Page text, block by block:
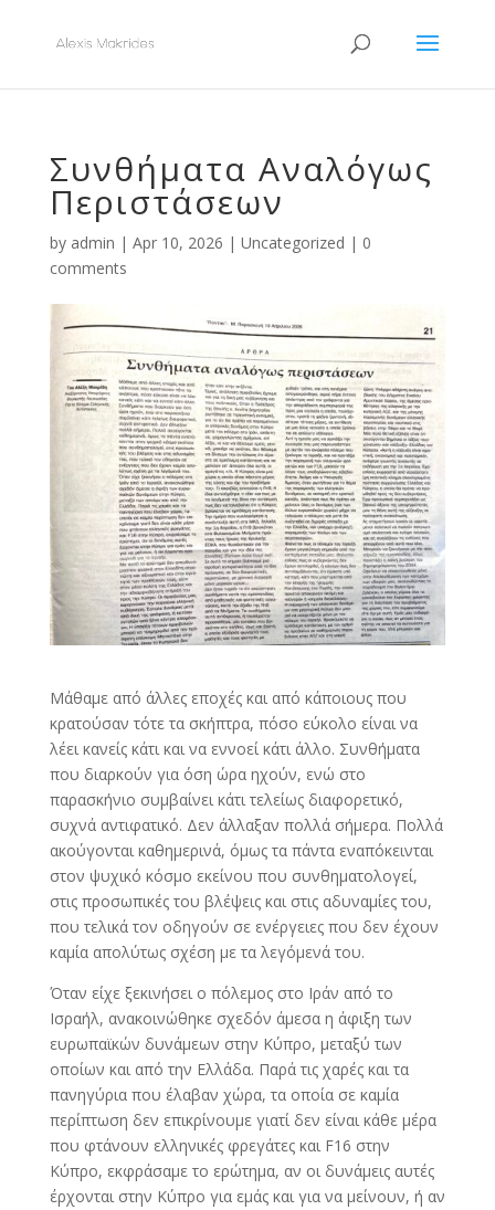
Συνθήματα Αναλόγως
Περιστάσεων
by admin | Apr 10, 2026 | Uncategorized | 0
comments
Μάθαμε από άλλες εποχές και από κάποιους που
κρατούσαν τότε τα σκήπτρα, πόσο εύκολο είναι να
λέει κανείς κάτι και να εννοεί κάτι άλλο. Συνθήματα
που διαρκούν για όση ώρα ηχούν, ενώ στο
παρασκήνιο συμβαίνει κάτι τελείως διαφορετικό,
συχνά αντιφατικό. Δεν άλλαξαν πολλά σήμερα. Πολλά
ακούγονται καθημερινά, όμως τα πάντα εναπόκεινται
στον ψυχικό κόσμο εκείνου που συνθηματολογεί,
στις προσωπικές του βλέψεις και στις αδυναμίες του,
που τελικά τον οδηγούν σε ενέργειες που δεν έχουν
καμία απολύτως σχέση με τα λεγόμενά του.
Όταν είχε ξεκινήσει ο πόλεμος στο Ιράν από το
Ισραήλ, ανακοινώθηκε σχεδόν άμεσα η άφιξη των
ευρωπαϊκών δυνάμεων στην Κύπρο, μεταξύ των
οποίων και από την Ελλάδα. Παρά τις χαρές και τα
πανηγύρια που έλαβαν χώρα, τα οποία σε καμία
περίπτωση δεν επικρίνουμε γιατί δεν είναι κάθε μέρα
που φτάνουν ελληνικές φρεγάτες και F16 στην
Κύπρο, εκφράσαμε το ερώτημα, αν οι δυνάμεις αυτές
έρχονται στην Κύπρο για εμάς και για να μείνουν, ή αν